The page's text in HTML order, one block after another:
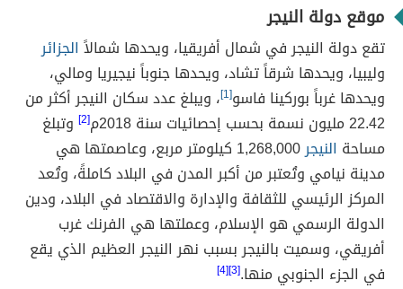
موقع دولة النيجر
تقع دولة النيجر في شمال أفريقيا، ويحدها شمالاً الجزائر
وليبيا، ويحدها شرقاً تشاد، ويحدها جنوباً نيجيريا ومالي،
ويحدها غرباً بوركينا فاسو[1] ، ويبلغ عدد سكان النيجر أكثر من
22.42 مليون نسمة بحسب إحصائيات سنة 2018م
[2]
وتبلغ
مساحة النيجر
1,268,000 كيلومتر مربع، وعاصمتها هي
مدينة نيامي وتُعتبر من أكبر المدن في البلاد كاملةً، وتُعد
المركز الرئيسي للثقافة والإدارة والاقتصاد في البلاد، ودين
الدولة الرسمي هو الإسلام، وعملتها هي الفرنك غرب
أفريقي، وسميت بالنيجر بسبب نهر النيجر العظيم الذي يقع
في الجزء الجنوبي منها.[3][4]